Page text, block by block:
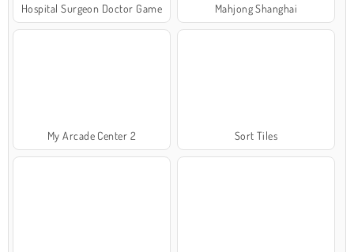
Hospital Surgeon Doctor Game Mahjong Shanghai
My Arcade Center 2 Sort Tiles